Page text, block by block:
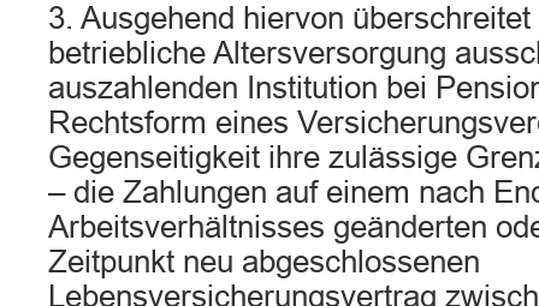
3. Ausgehend hiervon
betriebliche Altersversorgung
auszahlenden Institution bei
Rechtsform eines
Gegenseitigkeit ihre zulässige
– die Zahlungen auf einem nach
Arbeitsverhältnisses geänderten
Zeitpunkt neu abgeschlossenen
Lebensversicherungsvertrag